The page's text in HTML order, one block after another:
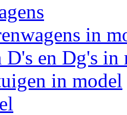
in
D's en Dg's in
in model